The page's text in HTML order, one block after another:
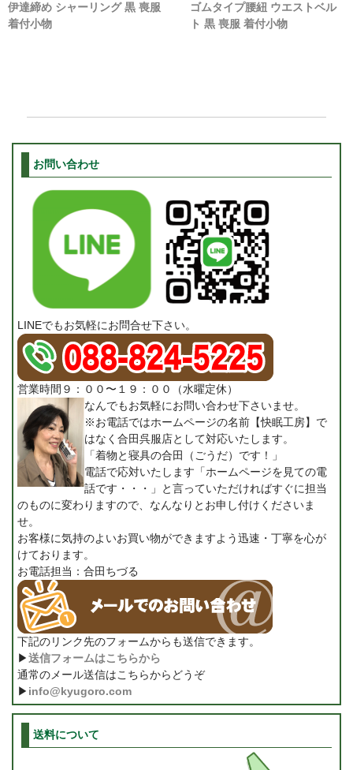
伊達締め シャーリング 黒 喪服
着付小物
ゴムタイプ腰紐 ウエストベル
ト 黒 喪服 着付小物
お問い合わせ
LINEでもお気軽にお問合せ下さい。
営業時間９：００〜１９：００（水曜定休）
なんでもお気軽にお問い合わせ下さいませ。
※お電話ではホームページの名前【快眠工房】で
はなく合田呉服店として対応いたします。
「着物と寝具の合田（ごうだ）です！」
電話で応対いたします「ホームページを見ての電
話です・・・」と言っていただければすぐに担当
のものに変わりますので、なんなりとお申し付けくださいま
せ。
お客様に気持のよいお買い物ができますよう迅速・丁寧を心が
けております。
お電話担当：合田ちづる
下記のリンク先のフォームからも送信できます。
▶送信フォームはこちらから
通常のメール送信はこちらからどうぞ
▶ info@kyugoro.com
送料について